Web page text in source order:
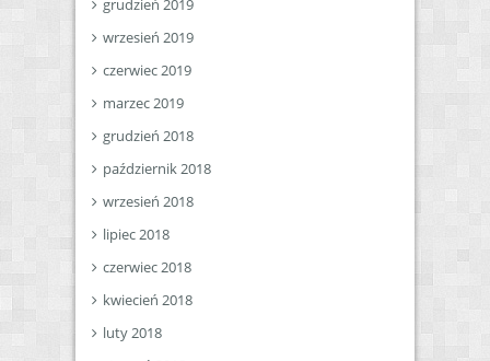
grudzień 2019
wrzesień 2019
czerwiec 2019
marzec 2019
grudzień 2018
październik 2018
wrzesień 2018
lipiec 2018
czerwiec 2018
kwiecień 2018
luty 2018